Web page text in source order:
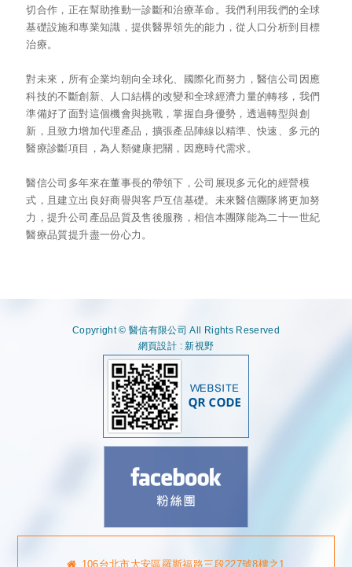
切合作，正在幫助推動一診斷和治療革命。我們利用我們的全球
基礎設施和專業知識，提供醫界領先的能力，從人口分析到目標
治療。
對未來，所有企業均朝向全球化、國際化而努力，醫信公司因應
科技的不斷創新、人口結構的改變和全球經濟力量的轉移，我們
準備好了面對這個機會與挑戰，掌握自身優勢，透過轉型與創
新，且致力增加代理產品，擴張產品陣線以精準、快速、多元的
醫療診斷項目，為人類健康把關，因應時代需求。
醫信公司多年來在董事長的帶領下，公司展現多元化的經營模
式，且建立出良好商譽與客戶互信基礎。未來醫信團隊將更加努
力，提升公司產品品質及售後服務，相信本團隊能為二十一世紀
醫療品質提升盡一份心力。
Copyright © 醫信有限公司 All Rights Reserved
網頁設計 : 新視野
106台北市大安區羅斯福路三段227號8樓之1